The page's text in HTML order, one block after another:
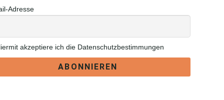
Adresse
akzeptiere ich die Datenschutzbestimmungen